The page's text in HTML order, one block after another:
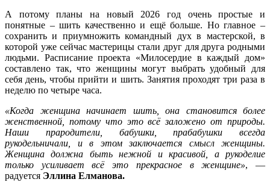
А потому планы на новый 2026 год очень простые и
понятные – шить качественно и ещё больше. Но главное –
сохранить и приумножить командный дух в мастерской, в
которой уже сейчас мастерицы стали друг для друга родными
людьми. Расписание проекта «Милосердие в каждый дом»
составлено так, что женщины могут выбрать удобный для
себя день, чтобы прийти и шить. Занятия проходят три раза в
неделю по четыре часа.
«Когда женщина начинает шить, она становится более
женственной, потому что это всё заложено от природы.
Наши прародители, бабушки, прабабушки всегда
рукодельничали, и в этом заключается смысл женщины.
Женщина должна быть нежной и красивой, а рукоделие
только усиливает всё это прекрасное в женщине», —
радуется Эллина Елманова.